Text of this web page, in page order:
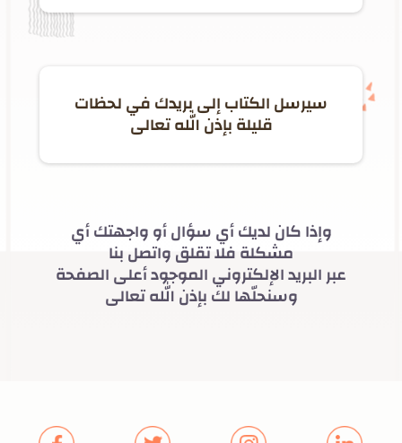
سيرسل الكتاب إلى بريدك في لحظات
قليلة بإذن الله تعالى
وإذا كان لديك أي سؤال أو واجهتك أي
مشكلة فلا تقلق واتصل بنا
عبر البريد الإلكتروني الموجود أعلى الصفحة
وسنحلّها لك بإذن الله تعالى